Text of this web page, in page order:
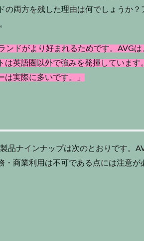
の両方を残した理由は何でしょうか？
ンドがより好まれるためです。AVG
英語圏以外で強みを発揮しています
は実際に多いです。」
品ナインナップは次のとおりです。
商業利用は不可である点には注意が